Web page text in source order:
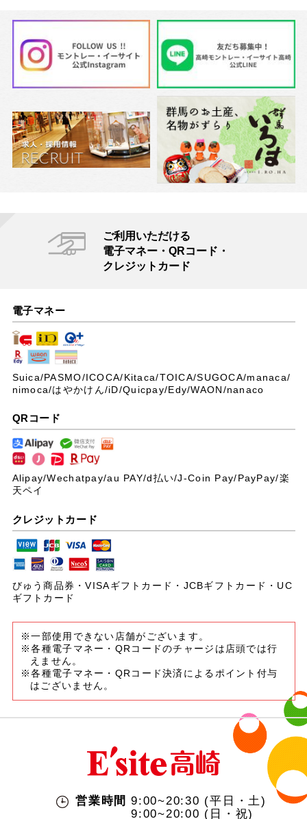
ご利用いただける
電子マネー・QRコード・
クレジットカード
電子マネー
Suica/PASMO/ICOCA/Kitaca/TOICA/SUGOCA/manaca/
nimoca/はやかけん/iD/Quicpay/Edy/WAON/nanaco
QRコード
Alipay/Wechatpay/au PAY/d払い/J-Coin Pay/PayPay/楽
天ペイ
クレジットカード
びゅう商品券・VISAギフトカード・JCBギフトカード・UC
ギフトカード
※一部使用できない店舗がございます。
※各種電子マネー・QRコードのチャージは店頭では行
えません。
※各種電子マネー・QRコード決済によるポイント付与
はございません。
営業時間 9:00~20:30 (平日・土)
9:00~20:00 (日・祝)